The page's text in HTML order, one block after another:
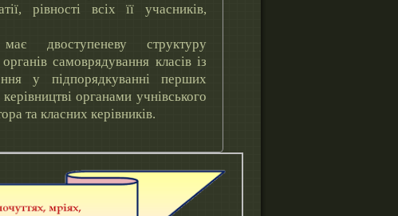
рівності всіх її учасників,
двоступеневу структуру
самоврядування класів із
у підпорядкуванні перших
органами учнівського
та класних керівників.